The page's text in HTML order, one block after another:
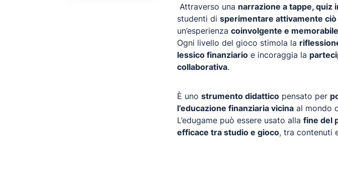
Attraverso una narrazione a tappe, quiz
studenti di sperimentare attivamente
un’esperienza coinvolgente e memorabile
Ogni livello del gioco stimola la
lessico finanziario e incoraggia la
collaborativa.
È uno strumento didattico pensato per
l’educazione finanziaria vicina al mondo
L’edugame può essere usato alla fine del
efficace tra studio e gioco, tra contenuti